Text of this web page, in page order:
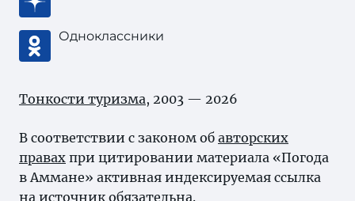
Одноклассники
Тонкости туризма, 2003 — 2026
В соответствии с законом об авторских
правах при цитировании материала «Погода
в Аммане» активная индексируемая ссылка
на источник обязательна.